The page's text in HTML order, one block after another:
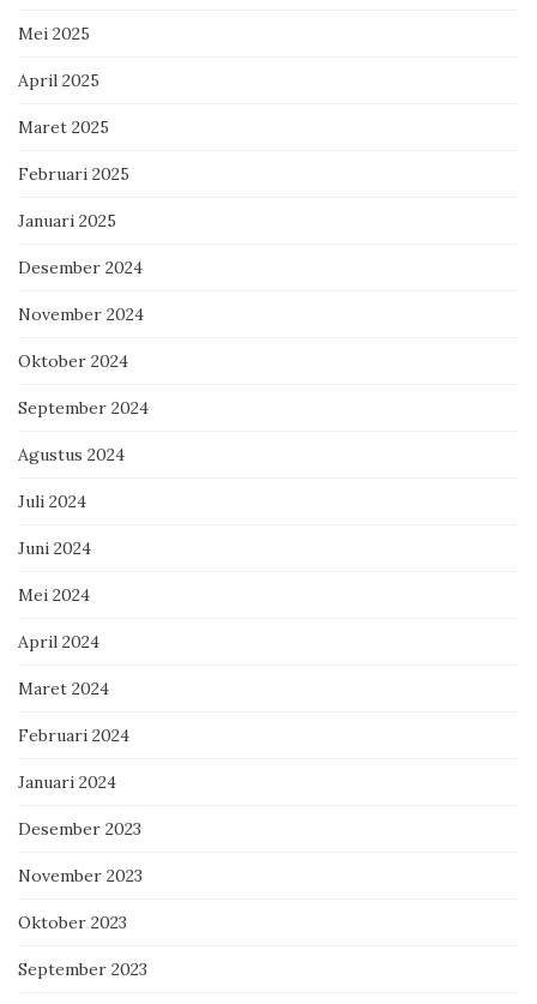
Mei 2025
April 2025
Maret 2025
Februari 2025
Januari 2025
Desember 2024
November 2024
Oktober 2024
September 2024
Agustus 2024
Juli 2024
Juni 2024
Mei 2024
April 2024
Maret 2024
Februari 2024
Januari 2024
Desember 2023
November 2023
Oktober 2023
September 2023